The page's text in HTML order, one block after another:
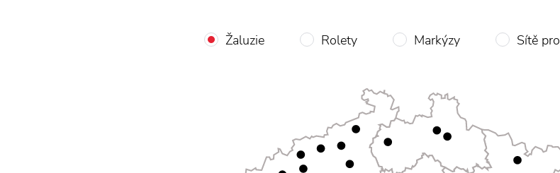
Žaluzie Rolety Markýzy Sítě